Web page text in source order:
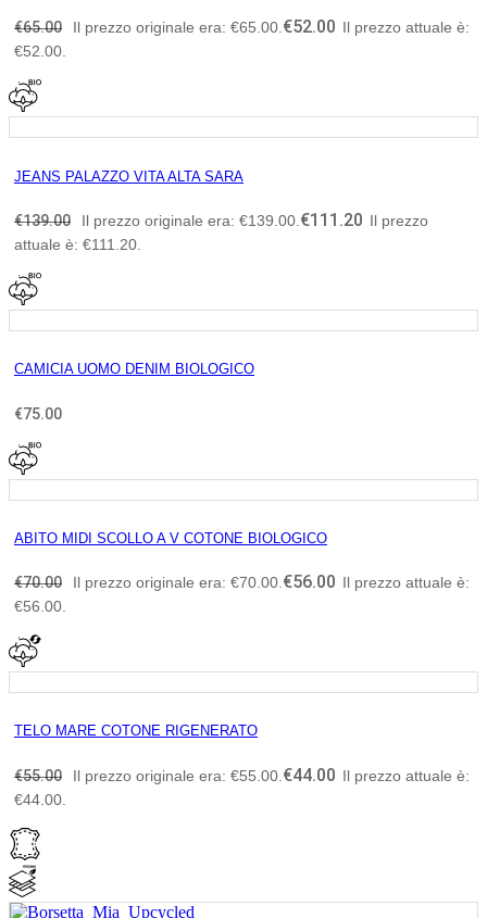
€65.00 Il prezzo originale era: €65.00.€52.00 Il prezzo attuale è:
€52.00.
JEANS PALAZZO VITA ALTA SARA
€139.00 Il prezzo originale era: €139.00. €111.20 Il prezzo
attuale è: €111.20.
CAMICIA UOMO DENIM BIOLOGICO
€75.00
ABITO MIDI SCOLLO A V COTONE BIOLOGICO
€70.00 Il prezzo originale era: €70.00. €56.00 Il prezzo attuale è:
€56.00.
TELO MARE COTONE RIGENERATO
€55.00 Il prezzo originale era: €55.00. €44.00 Il prezzo attuale è:
€44.00.